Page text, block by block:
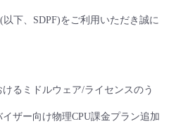
歴
以下、SDPF)をご利用いただき誠に
るミドルウェア/ライセンスのう
ザー向け物理CPU課金プラン追加